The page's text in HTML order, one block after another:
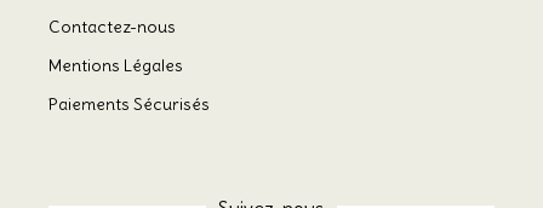
Contactez-nous
Mentions Légales
Paiements Sécurisés